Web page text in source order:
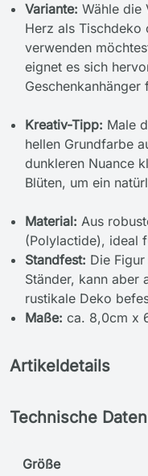
Variante: Wähle die
Herz als Tischdeko
verwenden
eignet es sich
Kreativ-Tipp: Male
hellen Grundfarbe
dunkleren Nuance
Blüten, um ein
Material: Aus
(Polylactide), ideal
Standfest: Die
Ständer, kann aber
rustikale Deko
Maße: ca. 8,0cm x
Artikeldetails
Technische Daten
Größe